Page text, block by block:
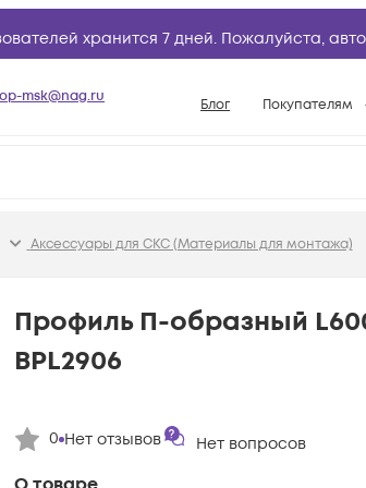
хранится 7 дней. Пожалуйста,
msk@nag.ru Блог Покупателям
Условия
Возврат
Конфигураторы
Аксессуары для СКС (Материалы для монтажа)
Профиль П-образный
BPL2906
0 Нет отзывов Нет вопросов